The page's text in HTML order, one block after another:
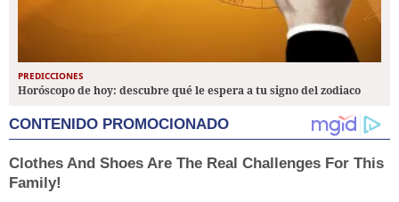
PREDICCIONES
Horóscopo de hoy: descubre qué le espera a tu signo del zodiaco
CONTENIDO PROMOCIONADO
Clothes And Shoes Are The Real Challenges For This
Family!